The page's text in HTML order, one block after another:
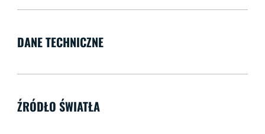
DANE TECHNICZNE
ŹRÓDŁO ŚWIATŁA